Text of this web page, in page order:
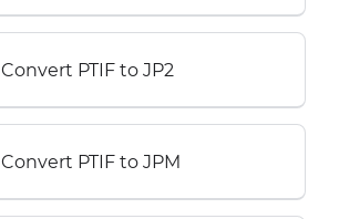
Convert PTIF to JP2
Convert PTIF to JPM